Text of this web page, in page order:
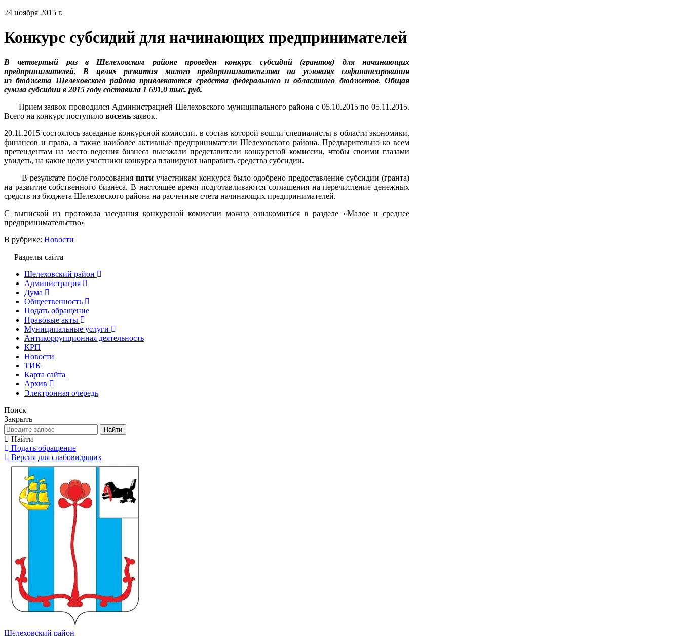
24 ноября 2015 г.
Конкурс субсидий для начинающих предпринимателей
В четвертый раз в Шелеховском районе проведен конкурс субсидий (грантов) для начинающих
предпринимателей. В целях развития малого предпринимательства на условиях софинансирования
из бюджета Шелеховского района привлекаются средства федерального и областного бюджетов. Общая
сумма субсидии в 2015 году составила 1 691,0 тыс. руб.
Прием заявок проводился Администрацией Шелеховского муниципального района с 05.10.2015 по 05.11.2015.
Всего на конкурс поступило восемь заявок.
20.11.2015 состоялось заседание конкурсной комиссии, в состав которой вошли специалисты в области экономики,
финансов и права, а также наиболее активные предприниматели Шелеховского района. Предварительно ко всем
претендентам на место ведения бизнеса выезжали представители конкурсной комиссии, чтобы своими глазами
увидеть, на какие цели участники конкурса планируют направить средства субсидии.
В результате после голосованияпяти участникам конкурса было одобрено предоставление субсидии (гранта)
на развитие собственного бизнеса. В настоящее время подготавливаются соглашения на перечисление денежных
средств из бюджета Шелеховского района на расчетные счета начинающих предпринимателей.
С выпиской из протокола заседания конкурсной комиссии можно ознакомиться в разделе «Малое и среднее
предпринимательство»
В рубрике: Новости
Разделы сайта
Шелеховский район
Администрация
Дума
Общественность
Подать обращение
Правовые акты
Муниципальные услуги
Антикоррупционная деятельность
КРП
Новости
ТИК
Карта сайта
Архив
Электронная очередь
Поиск
Закрыть
Найти
Найти
Подать обращение
Версия для слабовидящих
Шелеховский район